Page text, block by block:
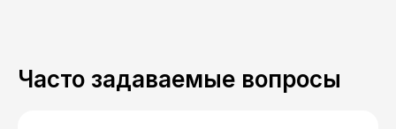
Часто задаваемые вопросы